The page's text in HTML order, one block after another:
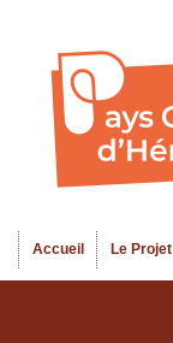
Menu principal
Accueil Le Projet